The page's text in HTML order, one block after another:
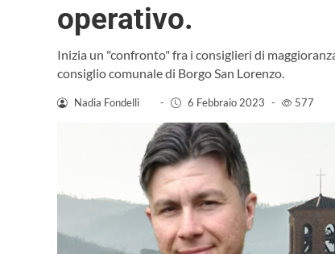
operativo.
Inizia un "confronto" fra i consiglieri di
consiglio comunale di Borgo San Lorenzo.
Nadia Fondelli - 6 Febbraio 2023 - 577